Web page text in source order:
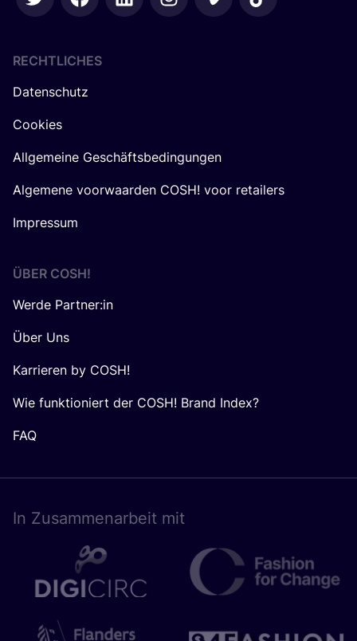
RECHTLICHES
Datenschutz
Cookies
Allgemeine Geschäftsbedingungen
Algemene voorwaarden COSH! voor retailers
Impressum
ÜBER COSH!
Werde Partner:in
Über Uns
Karrieren by COSH!
Wie funktioniert der COSH! Brand Index?
FAQ
In Zusam­men­ar­beit mit